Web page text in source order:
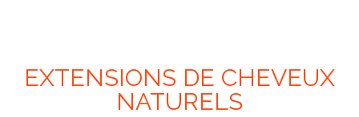
EXTENSIONS DE CHEVEUX
NATURELS